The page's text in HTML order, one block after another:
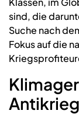
sind, die
Suche nach
Fokus auf die